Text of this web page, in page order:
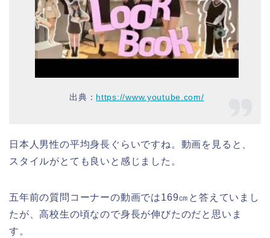
出典： https://www.youtube.com/
日本人男性の平均身長ぐらいですね。動画を見ると、
スタイルがとても良いと感じました。
五年前の質問コーナーの動画では169㎝と答えていまし
たが、高校生の頃なので身長が伸びたのだと思いま
す。